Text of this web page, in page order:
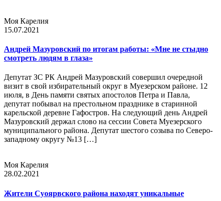
Моя Карелия
15.07.2021
Андрей Мазуровский по итогам работы: «Мне не стыдно
смотреть людям в глаза»
Депутат ЗС РК Андрей Мазуровский совершил очередной
визит в свой избирательный округ в Муезерском районе. 12
июля, в День памяти святых апостолов Петра и Павла,
депутат побывал на престольном празднике в старинной
карельской деревне Гафостров. На следующий день Андрей
Мазуровский держал слово на сессии Совета Муезерского
муниципального района. Депутат шестого созыва по Северо-
западному округу №13 […]
Моя Карелия
28.02.2021
Жители Суоярвского района находят уникальные